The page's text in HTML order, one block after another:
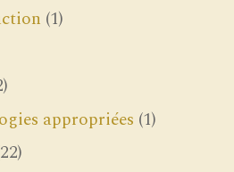
(1)
appropriées (1)